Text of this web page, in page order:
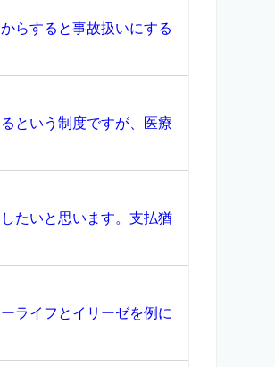
らすると事故扱いにする
という制度ですが、医療
たいと思います。支払猶
ライフとイリーゼを例に